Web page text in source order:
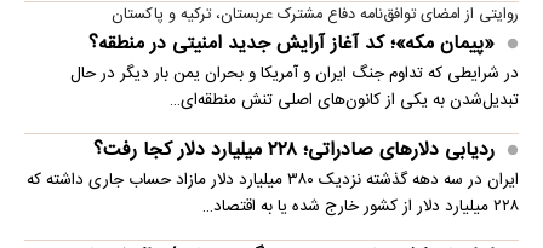
روایتی از امضای توافق‌نامه دفاع مشترک عربستان، ترکیه و پاکستان
«پیمان مکه»؛ کد آغاز آرایش جدید امنیتی در منطقه؟
در شرایطی که تداوم جنگ ایران و آمریکا و بحران یمن بار دیگر در حال
تبدیل‌شدن به یکی از کانون‌های اصلی تنش منطقه‌ای…
ردیابی دلارهای صادراتی؛ ۲۲۸ میلیارد دلار کجا رفت؟
ایران در سه دهه گذشته نزدیک ۳۸۰ میلیارد دلار مازاد حساب جاری داشته که
۲۲۸ میلیارد دلار از کشور خارج شده یا به اقتصاد…